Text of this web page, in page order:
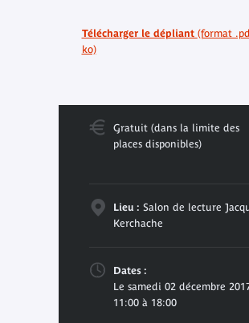
Télécharger le dépliant (format
ko)
Gratuit (dans la limite des
places disponibles)
Lieu : Salon de lecture
Kerchache
Dates :
Le samedi 02 décembre
11:00 à 18:00